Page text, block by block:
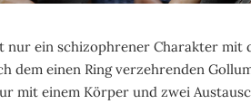
nur ein schizophrener Charakter
dem einen Ring verzehrenden
mit einem Körper und zwei